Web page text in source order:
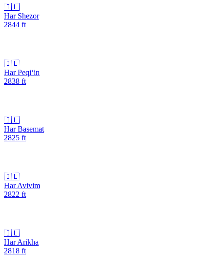
🇮🇱
Har Shezor
2844 ft
🇮🇱
Har Peqi‘in
2838 ft
🇮🇱
Har Basemat
2825 ft
🇮🇱
Har Avivim
2822 ft
🇮🇱
Har Arikha
2818 ft